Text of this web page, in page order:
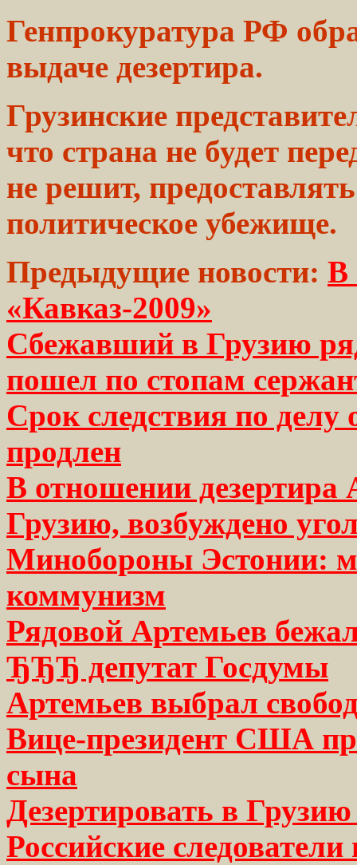
Генпрокуратура РФ
выдаче дезертира.
Грузинские
что страна не будет
не решит, предоставлять
политическое убежище.
Предыдущие новости: В
«Кавказ-2009»
Сбежавший в Грузию
пошел по стопам
Срок следствия по делу
продлен
В отношении дезертира
Грузию, возбуждено
Минобороны Эстонии:
коммунизм
Рядовой Артемьев
ЂЂЂ депутат Госдумы
Артемьев выбрал
Вице-президент США
сына
Дезертировать в
Российские